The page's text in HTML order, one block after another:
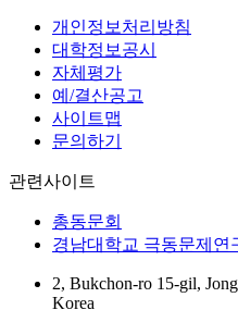
개인정보처리방침
대학정보공시
자체평가
예/결산공고
사이트맵
문의하기
관련사이트
총동문회
경남대학교 극동문제연
2, Bukchon-ro 15-gil,
Korea